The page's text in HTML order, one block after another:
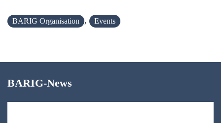
BARIG Organisation , Events
BARIG-News